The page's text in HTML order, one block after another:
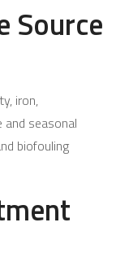
Source
iron,
and seasonal
biofouling